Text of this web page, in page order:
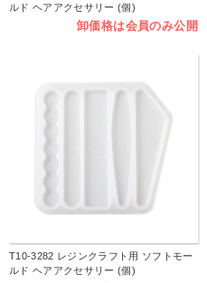
ルド ヘアアクセサリー (個)
卸価格は会員のみ公開
T10-3282 レジンクラフト用 ソフトモー
ルド ヘアアクセサリー (個)